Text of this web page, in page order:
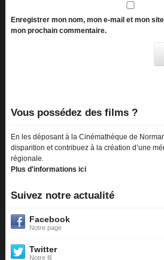
Enregistrer mon nom, mon e-mail et mon
mon prochain commentaire.
Vous possédez des films ?
En les déposant à la Cinémathèque de
disparition et contribuez à la création d’une
régionale.
Plus d'informations ici
Suivez notre actualité
Facebook
Notre page
Twitter
Notre fil